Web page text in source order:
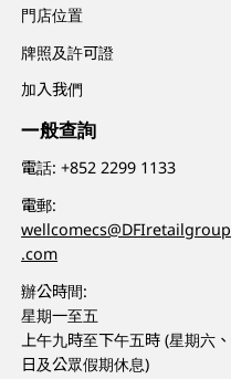
門店位置
牌照及許可證
加入我們
一般查詢
電話:+852 2299 1133
電郵:
wellcomecs@DFIretailgroup
.com
辦公時間:
星期一至五
上午九時至下午五時 (星期六、
日及公眾假期休息)